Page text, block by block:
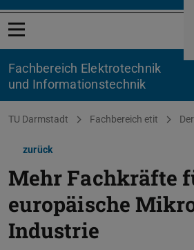
Menü öffnen
Fachbereich Elektrotechnik
und Informationstechnik
Sie befinden sich hier:
TU Darmstadt Fachbereich etit
zurück
Mehr Fachkräfte
europäische
Industrie